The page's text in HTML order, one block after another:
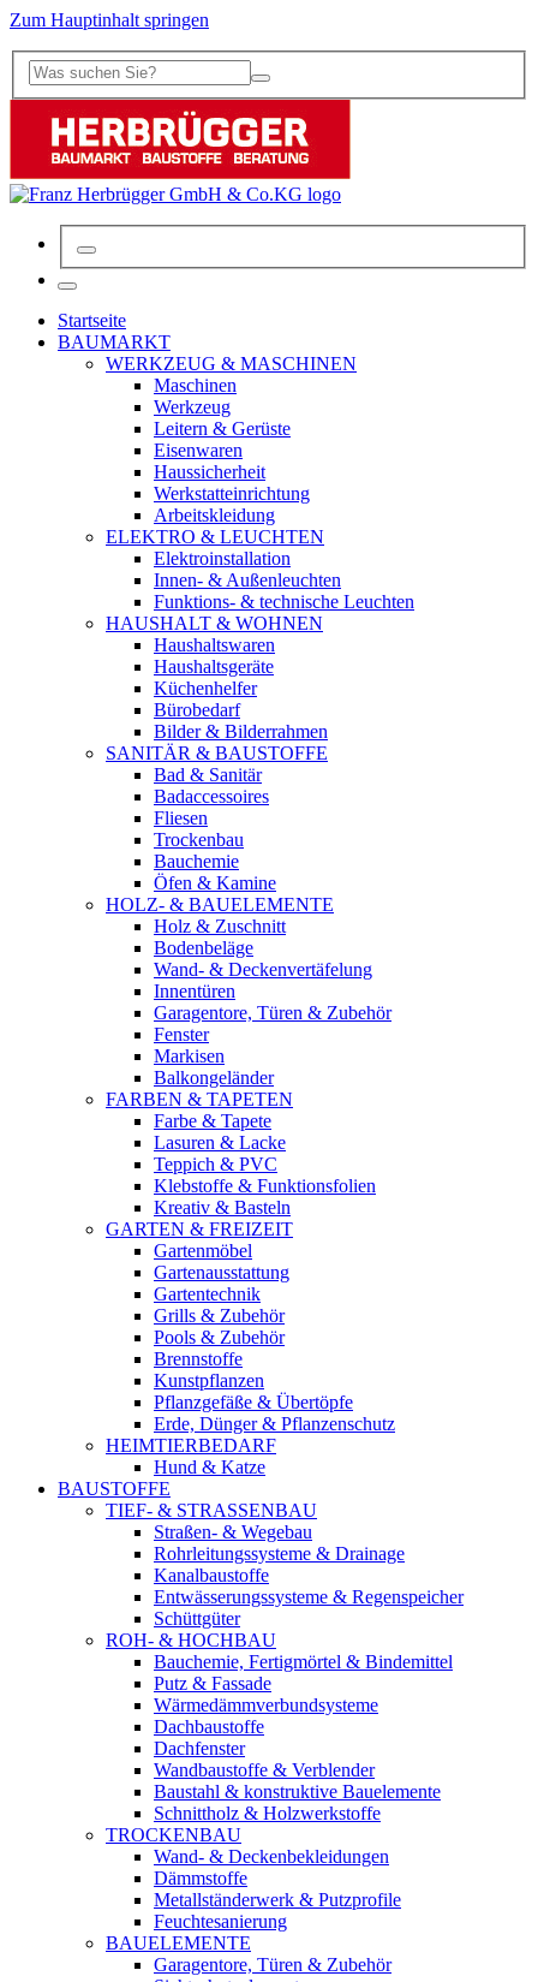
Zum Hauptinhalt springen
Startseite
BAUMARKT
WERKZEUG & MASCHINEN
Maschinen
Werkzeug
Leitern & Gerüste
Eisenwaren
Haussicherheit
Werkstatteinrichtung
Arbeitskleidung
ELEKTRO & LEUCHTEN
Elektroinstallation
Innen- & Außenleuchten
Funktions- & technische Leuchten
HAUSHALT & WOHNEN
Haushaltswaren
Haushaltsgeräte
Küchenhelfer
Bürobedarf
Bilder & Bilderrahmen
SANITÄR & BAUSTOFFE
Bad & Sanitär
Badaccessoires
Fliesen
Trockenbau
Bauchemie
Öfen & Kamine
HOLZ- & BAUELEMENTE
Holz & Zuschnitt
Bodenbeläge
Wand- & Deckenvertäfelung
Innentüren
Garagentore, Türen & Zubehör
Fenster
Markisen
Balkongeländer
FARBEN & TAPETEN
Farbe & Tapete
Lasuren & Lacke
Teppich & PVC
Klebstoffe & Funktionsfolien
Kreativ & Basteln
GARTEN & FREIZEIT
Gartenmöbel
Gartenausstattung
Gartentechnik
Grills & Zubehör
Pools & Zubehör
Brennstoffe
Kunstpflanzen
Pflanzgefäße & Übertöpfe
Erde, Dünger & Pflanzenschutz
HEIMTIERBEDARF
Hund & Katze
BAUSTOFFE
TIEF- & STRASSENBAU
Straßen- & Wegebau
Rohrleitungssysteme & Drainage
Kanalbaustoffe
Entwässerungssysteme & Regenspeicher
Schüttgüter
ROH- & HOCHBAU
Bauchemie, Fertigmörtel & Bindemittel
Putz & Fassade
Wärmedämmverbundsysteme
Dachbaustoffe
Dachfenster
Wandbaustoffe & Verblender
Baustahl & konstruktive Bauelemente
Schnittholz & Holzwerkstoffe
TROCKENBAU
Wand- & Deckenbekleidungen
Dämmstoffe
Metallständerwerk & Putzprofile
Feuchtesanierung
BAUELEMENTE
Garagentore, Türen & Zubehör